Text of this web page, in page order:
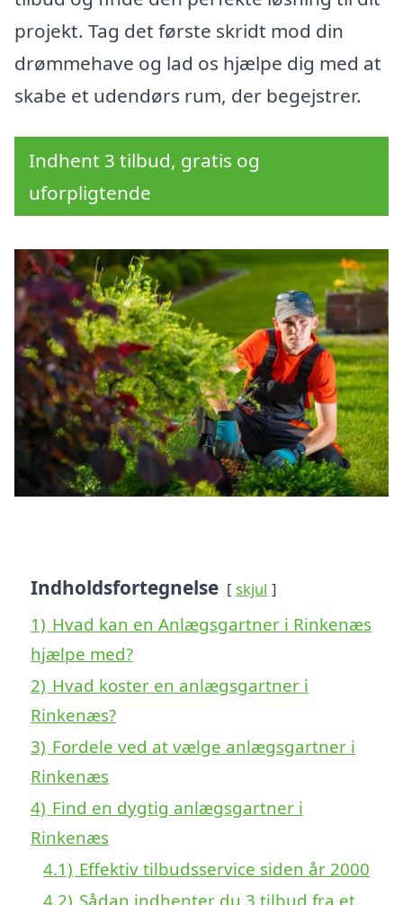
projekt. Tag det første skridt mod din
drømmehave og lad os hjælpe dig med at
skabe et udendørs rum, der begejstrer.
Indhent 3 tilbud, gratis og
uforpligtende
Indholdsfortegnelse skjul
1) Hvad kan en Anlægsgartner i Rinkenæs
hjælpe med?
2) Hvad koster en anlægsgartner i
Rinkenæs?
3) Fordele ved at vælge anlægsgartner i
Rinkenæs
4) Find en dygtig anlægsgartner i
Rinkenæs
4.1) Effektiv tilbudsservice siden år 2000
4.2) Sådan indhenter du 3 tilbud fra et